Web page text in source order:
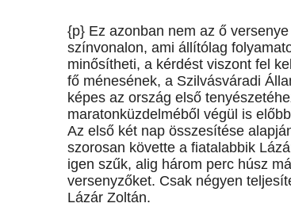
{p} Ez azonban nem az ő
színvonalon, ami állítólag
minősítheti, a kérdést viszont fel
fő ménesének, a Szilvásváradi
képes az ország első
maratonküzdelméből végül is
Az első két nap összesítése
szorosan követte a fiatalabbik
igen szűk, alig három perc húsz
versenyzőket. Csak négyen
Lázár Zoltán.